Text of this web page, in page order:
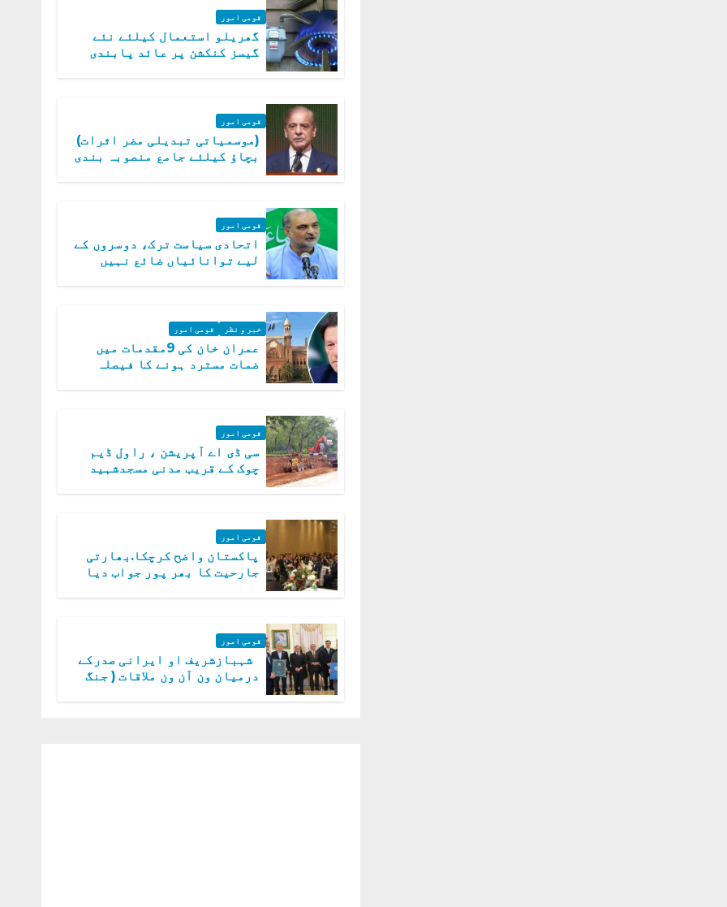
قومی امور
گھریلو استعمال کیلئے نئے
گیسز کنکشن پر عائد پابندی
قومی امور
(موسمیاتی تبدیلی مضر اثرات)
بچاؤ کیلئے جامع منصوبہ بندی
قومی امور
اتحادی سیاست ترک، دوسروں کے
لیے توانائیاں ضائع نہیں
خبر و نظر قومی امور
عمران خان کی 9مقدمات میں
ضمات مسترد ہونے کا فیصلہ
قومی امور
سی ڈی اے آپریشن ، راول ڈیم
چوک کے قریب مدنی مسجدشہید
قومی امور
پاکستان واضح کرچکا.بھارتی
جارحیت کا بھر پور جواب دیا
قومی امور
شہبازشریف او ایرانی صدرکے
درمیان ون آن ون ملاقات ( جنگ